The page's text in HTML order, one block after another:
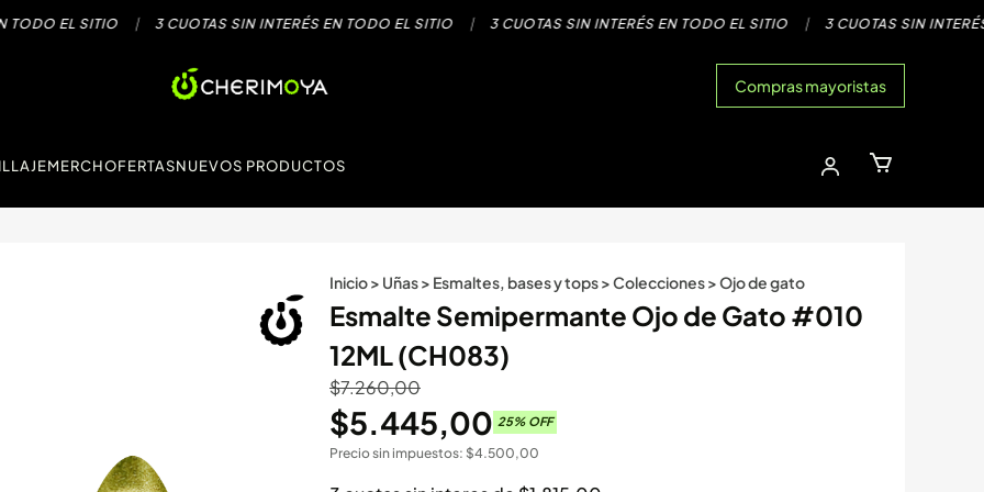
EL SITIO | 3 CUOTAS SIN INTERÉS EN TODO EL SITIO | 3 CUOTAS SIN INTERÉS EN TODO EL SITIO | 3 CUOTAS SIN INTERÉS
Compras mayoristas
MERCHOFERTASNUEVOS PRODUCTOS
Inicio> Uñas> Esmaltes, bases y tops>Colecciones>Ojo de gato
Esmalte Semipermante Ojo de Gato #010
12ML (CH083)
$7.260,00
$5.445,00 25% OFF
Precio sin impuestos: $4.500,00